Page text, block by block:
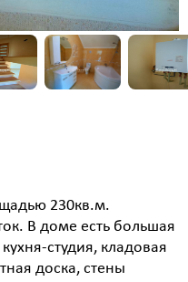
230кв.м.
В доме есть большая
студия, кладовая
доска, стены